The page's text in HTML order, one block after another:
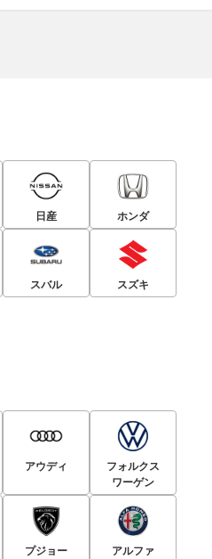
日産 ホンダ
スバル スズキ
アウディ
フォルクス
ワーゲン
プジョー
アルファ